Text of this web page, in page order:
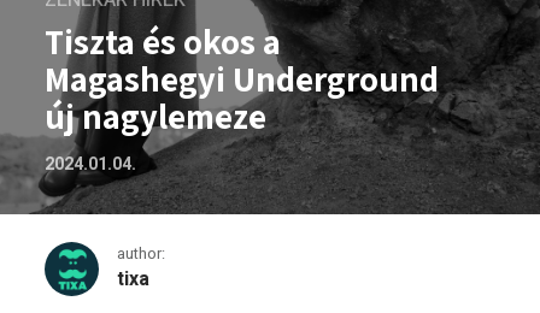
Tiszta és okos a
Magashegyi Underground
új nagylemeze
2024.01.04.
author:
tixa